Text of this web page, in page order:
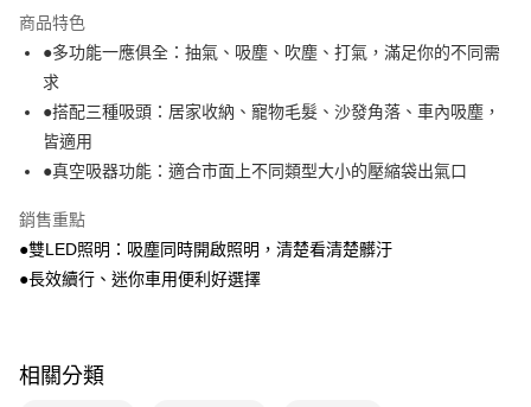
本島宅配-活動商品
免運費
離島宅配-常溫商品
免運費
商品特色
●多功能一應俱全：抽氣、吸塵、吹塵、打氣，滿足你的不同需
求
●搭配三種吸頭：居家收納、寵物毛髮、沙發角落、車內吸塵，
皆適用
●真空吸器功能：適合市面上不同類型大小的壓縮袋出氣口
銷售重點
●雙LED照明：吸塵同時開啟照明，清楚看清楚髒汙
●長效續行、迷你車用便利好選擇
相關分類